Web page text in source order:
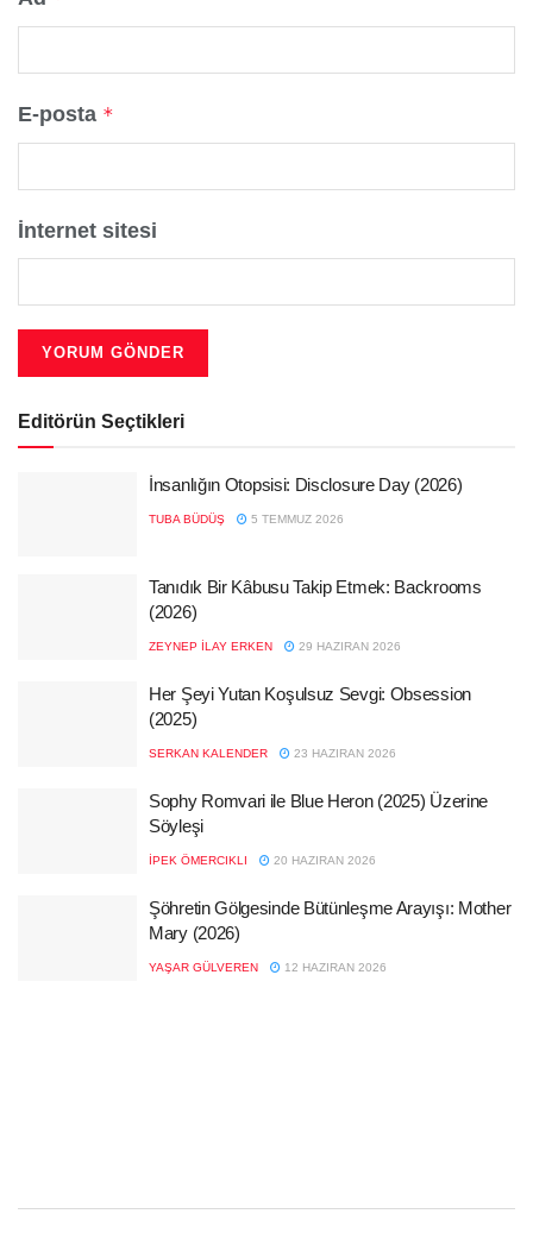
E-posta *
İnternet sitesi
Editörün Seçtikleri
İnsanlığın Otopsisi: Disclosure Day (2026)
TUBA BÜDÜŞ 5 TEMMUZ 2026
Tanıdık Bir Kâbusu Takip Etmek: Backrooms
(2026)
ZEYNEP İLAY ERKEN 29 HAZIRAN 2026
Her Şeyi Yutan Koşulsuz Sevgi: Obsession
(2025)
SERKAN KALENDER 23 HAZIRAN 2026
Sophy Romvari ile Blue Heron (2025) Üzerine
Söyleşi
İPEK ÖMERCIKLI 20 HAZIRAN 2026
Şöhretin Gölgesinde Bütünleşme Arayışı: Mother
Mary (2026)
YAŞAR GÜLVEREN 12 HAZIRAN 2026